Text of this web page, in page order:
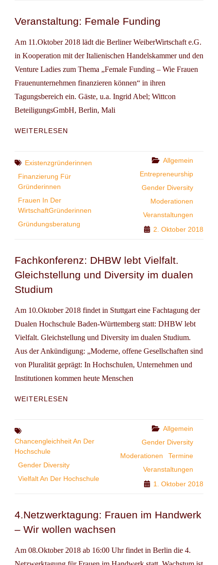
Veranstaltung: Female Funding
Am 11.Oktober 2018 lädt die Berliner WeiberWirtschaft e.G.
in Kooperation mit der Italienischen Handelskammer und den
Venture Ladies zum Thema „Female Funding – Wie Frauen
Frauenunternehmen finanzieren können“ in ihren
Tagungsbereich ein. Gäste, u.a. Ingrid Abel; Wittcon
BeteiligungsGmbH, Berlin, Mali
WEITERLESEN
Tags
Existenzgründerinnen
Finanzierung Für
Gründerinnen
Frauen In Der
WirtschaftGründerinnen
Gründungsberatung
Categories
Allgemein
Entrepreneurship
Gender Diversity
Moderationen
Veranstaltungen
2. Oktober 2018
Fachkonferenz: DHBW lebt Vielfalt.
Gleichstellung und Diversity im dualen
Studium
Am 10.Oktober 2018 findet in Stuttgart eine Fachtagung der
Dualen Hochschule Baden-Württemberg statt: DHBW lebt
Vielfalt. Gleichstellung und Diversity im dualen Studium.
Aus der Ankündigung: „Moderne, offene Gesellschaften sind
von Pluralität geprägt: In Hochschulen, Unternehmen und
Institutionen kommen heute Menschen
WEITERLESEN
GLEICHSTELLUNG
IM
DUALEN
Chancengleichheit An Der
Hochschule
Gender Diversity
Vielfalt An Der Hochschule
Categories
Allgemein
Gender Diversity
Moderationen
Termine
Veranstaltungen
1. Oktober 2018
4.Netzwerktagung: Frauen im Handwerk
– Wir wollen wachsen
Am 08.Oktober 2018 ab 16:00 Uhr findet in Berlin die 4.